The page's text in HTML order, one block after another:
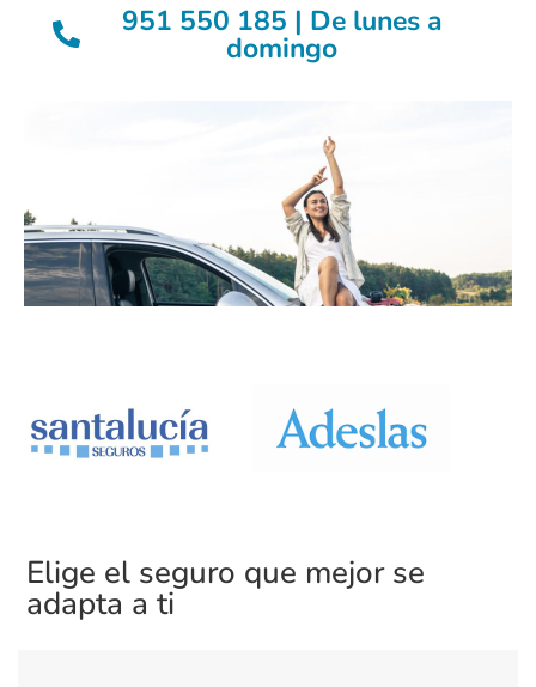
951 550 185 | De lunes a
domingo
Elige el seguro que mejor se
adapta a ti